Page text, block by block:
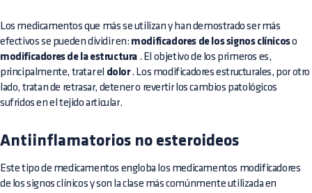
Los medicamentos que más se utilizan y han demostrado ser más
efectivos se pueden dividir en: modificadores de los signos clínicoso
modificadores de la estructura . El objetivo de los primeros es,
principalmente, tratar el dolor. Los modificadores estructurales, por otro
lado, tratan de retrasar, detener o revertir los cambios patológicos
sufridos en el tejido articular.
Antiinflamatorios no esteroideos
Este tipo de medicamentos engloba los medicamentos modificadores
de los signos clínicos y son la clase más comúnmente utilizada en